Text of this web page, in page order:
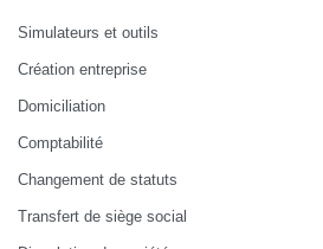
Simulateurs et outils
Création entreprise
Domiciliation
Comptabilité
Changement de statuts
Transfert de siège social